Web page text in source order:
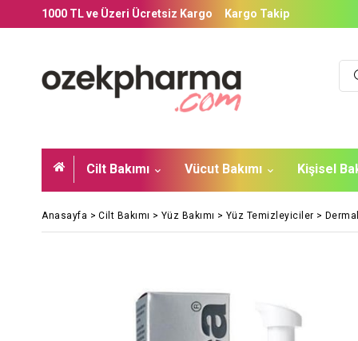
1000 TL ve Üzeri Ücretsiz Kargo Kargo Takip
Cilt Bakımı Vücut Bakımı Kişisel
Anasayfa > Cilt Bakımı > Yüz Bakımı > Yüz Temizleyiciler >